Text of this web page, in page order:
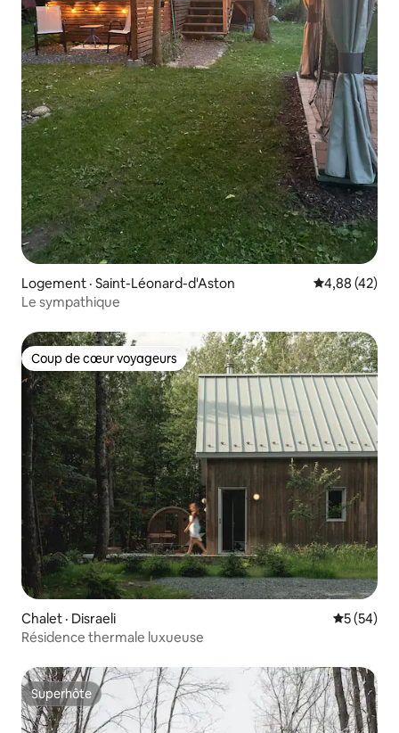
Logement · Saint-Léonard-d'Aston Note
4,88 (42)
Le sympathique
Coup de cœur voyageurs
Coup de cœur voyageurs
Chalet · Disraeli Note
5 (54)
Résidence thermale luxueuse
Superhôte
Superhôte